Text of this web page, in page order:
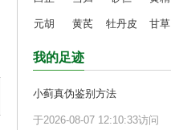
元胡 黄芪 牡丹皮 甘草
我的足迹
小蓟真伪鉴别方法
于2026-08-07 12:10:33访问